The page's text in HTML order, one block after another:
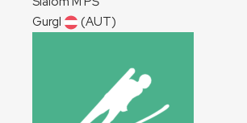
Gurgl
(AUT)